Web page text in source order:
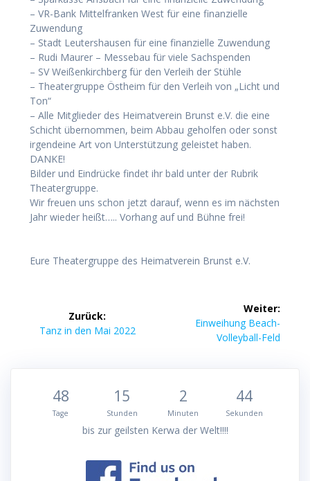
– VR-Bank Mittelfranken West für eine finanzielle
Zuwendung
– Stadt Leutershausen für eine finanzielle Zuwendung
– Rudi Maurer – Messebau für viele Sachspenden
– SV Weißenkirchberg für den Verleih der Stühle
– Theatergruppe Östheim für den Verleih von „Licht und
Ton“
– Alle Mitglieder des Heimatverein Brunst e.V. die eine
Schicht übernommen, beim Abbau geholfen oder sonst
irgendeine Art von Unterstützung geleistet haben.
DANKE!
Bilder und Eindrücke findet ihr bald unter der Rubrik
Theatergruppe.
Wir freuen uns schon jetzt darauf, wenn es im nächsten
Jahr wieder heißt….. Vorhang auf und Bühne frei!
Eure Theatergruppe des Heimatverein Brunst e.V.
Zurück:
Vorheriger
Tanz in den Mai 2022
Weiter:
Nächster
Beitrag:
Einweihung Beach-
Volleyball-Feld
48
Tage
15
Stunden
2
Minuten
44
Sekunden
bis zur geilsten Kerwa der Welt!!!!